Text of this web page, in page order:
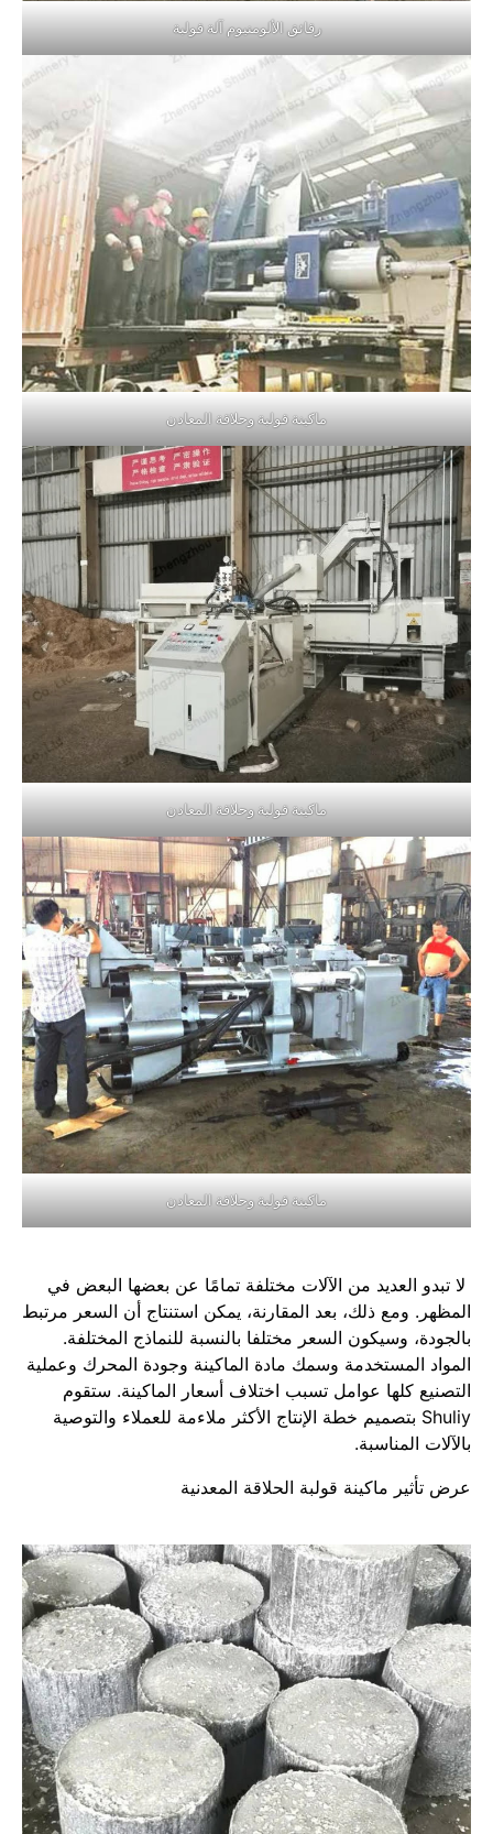
رقائق الألومنيوم آلة قولبة
ماكينة قولبة وحلاقة المعادن
ماكينة قولبة وحلاقة المعادن
ماكينة قولبة وحلاقة المعادن
لا تبدو العديد من الآلات مختلفة تمامًا عن بعضها البعض في
المظهر. ومع ذلك، بعد المقارنة، يمكن استنتاج أن السعر مرتبط
بالجودة، وسيكون السعر مختلفا بالنسبة للنماذج المختلفة.
المواد المستخدمة وسمك مادة الماكينة وجودة المحرك وعملية
التصنيع كلها عوامل تسبب اختلاف أسعار الماكينة. ستقوم
Shuliy بتصميم خطة الإنتاج الأكثر ملاءمة للعملاء والتوصية
بالآلات المناسبة.
عرض تأثير ماكينة قولبة الحلاقة المعدنية